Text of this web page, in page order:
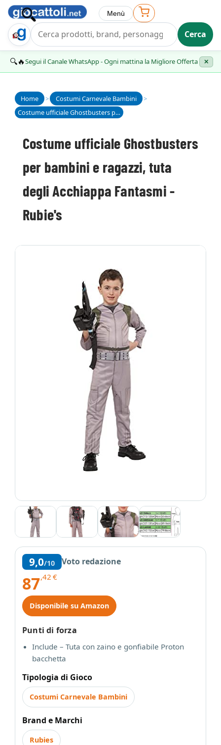
Trova Regalo Cerca
Menù
🔍🔥Segui il Canale WhatsApp - Ogni mattina la Migliore Offerta ✕
Home > Costumi Carnevale Bambini
>
Costume ufficiale Ghostbusters per bambini e ragazzi, tuta degli Acchiappa Fantasmi - Rubie's
Costume ufficiale Ghostbusters
per bambini e ragazzi, tuta
degli Acchiappa Fantasmi -
Rubie's
9,0/10 Voto redazione
87,42 €
Disponibile su Amazon
Punti di forza
Include – Tuta con zaino e gonfiabile Proton
bacchetta
Tipologia di Gioco
Costumi Carnevale Bambini
Brand e Marchi
Rubies